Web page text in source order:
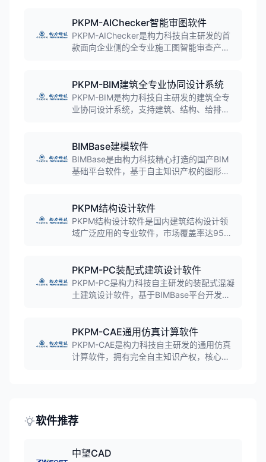
PKPM-AIChecker智能审图软件
PKPM-AIChecker是构力科技自主研发的首
款面向企业侧的全专业施工图智能审查产
图，实现规范强条审查、跨专业交圈审查等
功能。
PKPM-BIM建筑全专业协同设计系统
PKPM-BIM是构力科技自主研发的建筑全专
业协同设计系统，支持建筑、结构、给排
规范审查、模拟分析、正向出图、轻量化展
示等全流程解决方案。
BIMBase建模软件
BIMBase是由构力科技精心打造的国产BIM
基础平台软件，基于自主知识产权的图形内
集成与浏览，以及多专业高效建模与交付，
适用于建筑、电力、市政、轨道、交通等多
种基础设施行业的数字化升级。
PKPM结构设计软件
PKPM结构设计软件是国内建筑结构设计领
域广泛应用的专业软件，市场覆盖率达95%
构元素的设计，全面支持新国标，为结构工
程师提供高效、精准的设计解决方案。
PKPM-PC装配式建筑设计软件
PKPM-PC是构力科技自主研发的装配式混凝
土建筑设计软件，基于BIMBase平台开发，
和预埋设计，是装配式设计软件领军品牌。
PKPM-CAE通用仿真计算软件
PKPM-CAE是构力科技自主研发的通用仿真
计算软件，拥有完全自主知识产权，核心功
软件推荐
中望CAD